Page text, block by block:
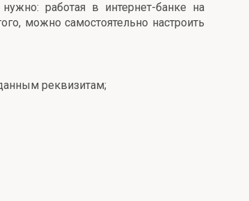
работая в интернет-банке на
можно самостоятельно настроить
реквизитам;